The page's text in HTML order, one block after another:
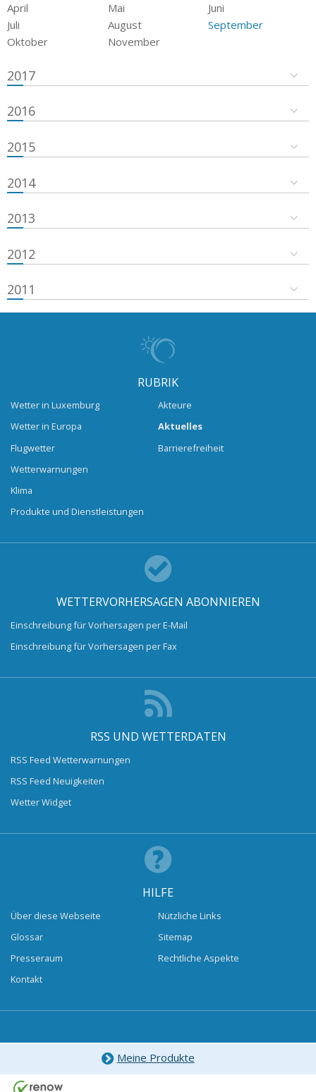
April
Mai
Juni
Juli
August
September
Oktober
November
2017
2016
2015
2014
2013
2012
2011
RUBRIK
Wetter in Luxemburg
Wetter in Europa
Flugwetter
Wetterwarnungen
Klima
Produkte und Dienstleistungen
Akteure
Aktuelles
Barrierefreiheit
WETTERVORHERSAGEN ABONNIEREN
Einschreibung für Vorhersagen per E-Mail
Einschreibung für Vorhersagen per Fax
RSS UND WETTERDATEN
RSS Feed Wetterwarnungen
RSS Feed Neuigkeiten
Wetter Widget
HILFE
Über diese Webseite
Glossar
Presseraum
Kontakt
Nützliche Links
Sitemap
Rechtliche Aspekte
Meine Produkte